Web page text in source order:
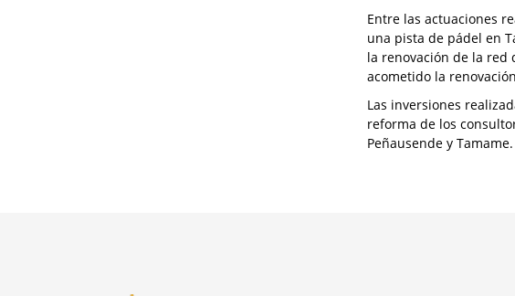
Entre las actuaciones
una pista de pádel en
la renovación de la red
acometido la
Las inversiones
reforma de los
Peñausende y Tamame.